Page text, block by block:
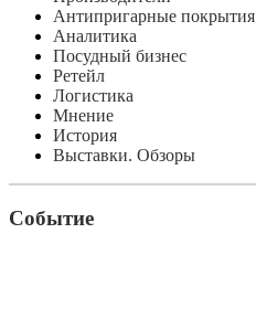
Антипригарные покрытия
Аналитика
Посудный бизнес
Ретейл
Логистика
Мнение
История
Выставки. Обзоры
Событие